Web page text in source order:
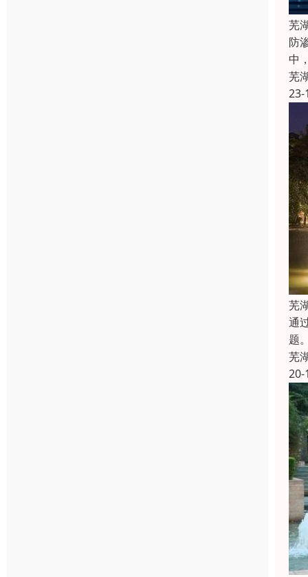
芜
防
中
芜
23-
芜
通
题
芜
20-